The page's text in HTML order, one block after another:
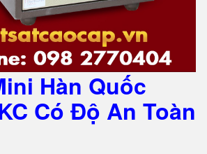
Hàn Quốc
Có Độ An Toàn